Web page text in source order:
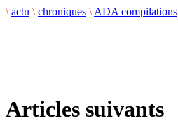
\ actu \ chroniques \ ADA compilations
Articles suivants